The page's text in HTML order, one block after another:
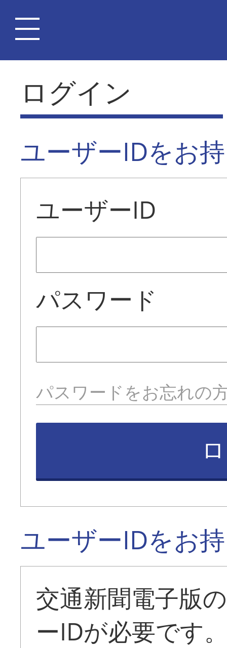
ログイン
ユーザーIDをお
ユーザーID
パスワード
パスワードをお忘れの
ユーザーIDをお
交通新聞電子版
ーIDが必要です